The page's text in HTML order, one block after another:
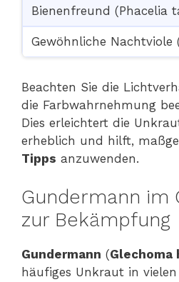
Bienenfreund (Phacelia
Gewöhnliche Nachtviole
Beachten Sie die
die Farbwahrnehmung
Dies erleichtert die
erheblich und hilft,
Tipps anzuwenden.
Gundermann im
zur Bekämpfung
Gundermann (Glechoma
häufiges Unkraut in